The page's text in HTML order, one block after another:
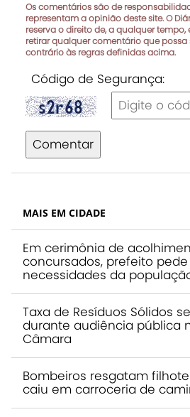
Os comentários são de
representam a opinião deste site. O
reserva o direito de, a qualquer tempo,
retirar qualquer comentário que possa
contrário às regras definidas acima.
Código de Segurança:
Comentar
MAIS EM CIDADE
Em cerimônia de
concursados, prefeito
necessidades da
Taxa de Resíduos Sólidos
durante audiência pública
Câmara
Bombeiros resgatam
caiu em carroceria de